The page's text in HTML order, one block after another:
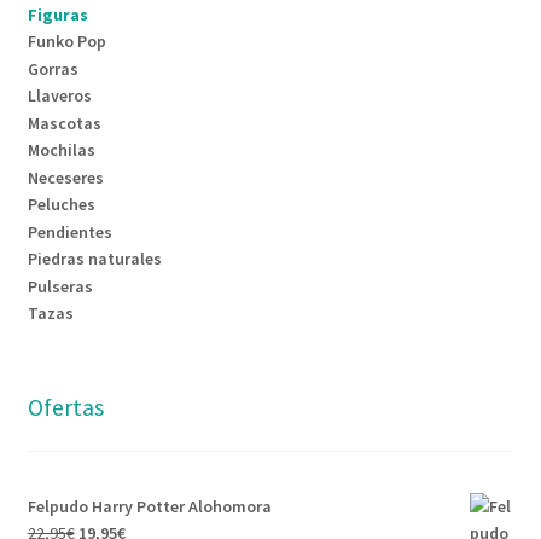
Figuras
Funko Pop
Gorras
Llaveros
Mascotas
Mochilas
Neceseres
Peluches
Pendientes
Piedras naturales
Pulseras
Tazas
Ofertas
Felpudo Harry Potter Alohomora
22,95€ 19,95€